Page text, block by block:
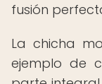
fusión
La chicha
ejemplo de